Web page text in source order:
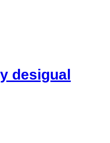
desigual